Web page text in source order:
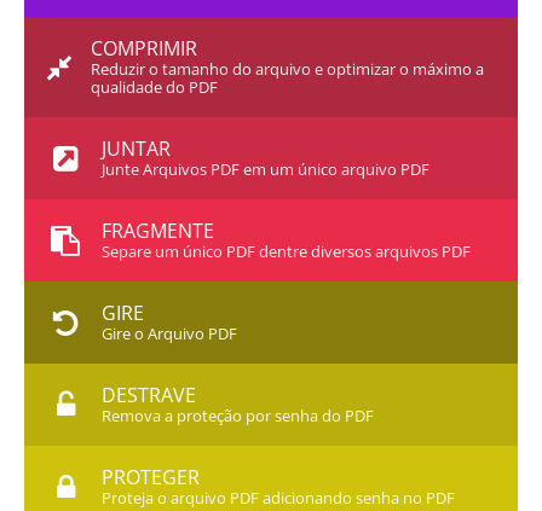
COMPRIMIR
Reduzir o tamanho do arquivo e optimizar o máximo a
qualidade do PDF
JUNTAR
Junte Arquivos PDF em um único arquivo PDF
FRAGMENTE
Separe um único PDF dentre diversos arquivos PDF
GIRE
Gire o Arquivo PDF
DESTRAVE
Remova a proteção por senha do PDF
PROTEGER
Proteja o arquivo PDF adicionando senha no PDF